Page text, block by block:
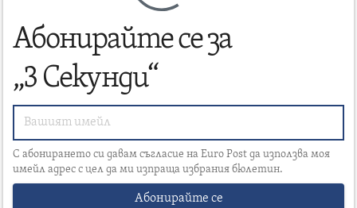
Абонирайте се за
„3 Секунди“
С абонирането си давам съгласие на Euro Post да използва моя
имейл адрес с цел да ми изпраща избрания бюлетин.
Абонирайте се